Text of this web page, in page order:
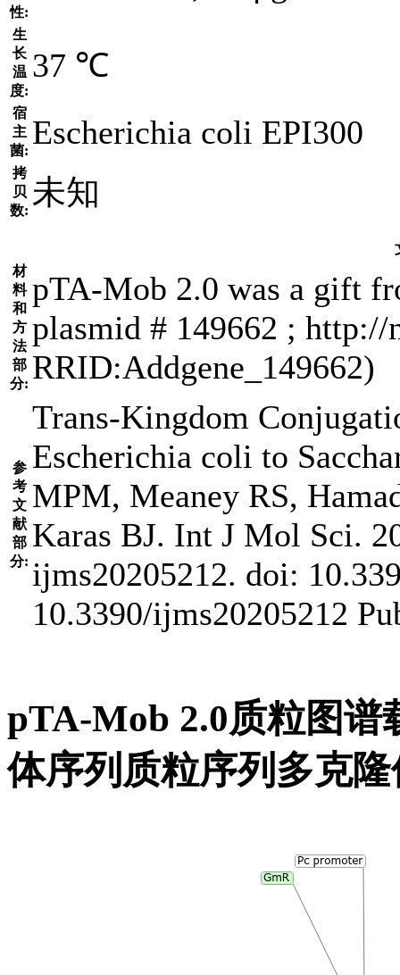
性:
生
长
温
度:
37 ℃
宿
主
菌: Escherichia coli EPI300
拷
贝
数: 未知
材
料
和
方
法
部
分:
pTA-Mob 2.0 was a gift
plasmid # 149662 ; http://
RRID:Addgene_149662)
参
考
文
献
部
分:
Trans-Kingdom
Escherichia coli to
MPM, Meaney RS,
Karas BJ. Int J Mol Sci.
ijms20205212. doi:
10.3390/ijms20205212
pTA-Mob 2.0质粒图谱
体序列质粒序列多克